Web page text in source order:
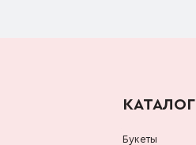
КАТАЛОГ
Букеты